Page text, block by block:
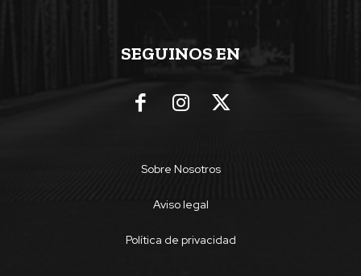
SEGUINOS EN
Sobre Nosotros
Aviso legal
Política de privacidad